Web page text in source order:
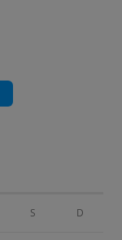
S D